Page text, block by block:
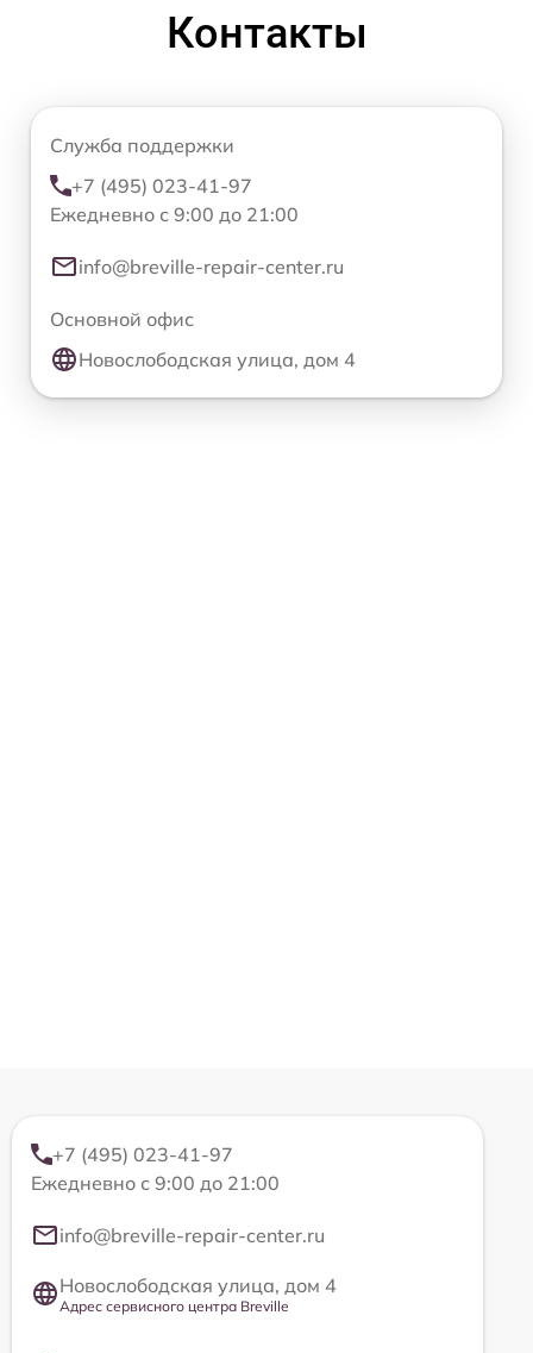
Контакты
Служба поддержки
+7 (495) 023-41-97
Ежедневно с 9:00 до 21:00
info@breville-repair-center.ru
Основной офис
Новослободская улица, дом 4
+7 (495) 023-41-97
Ежедневно с 9:00 до 21:00
info@breville-repair-center.ru
Новослободская улица, дом 4
Адрес сервисного центра Breville